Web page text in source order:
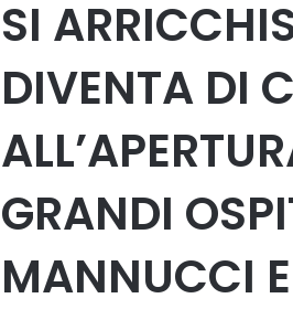
SI
DIVENTA DI
GRANDI
MANNUCCI